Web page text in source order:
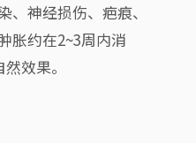
、神经损伤、疤痕、
胀约在2~3周内消
效果。